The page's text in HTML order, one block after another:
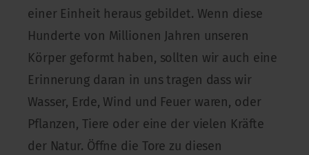
einer Einheit heraus gebildet. Wenn diese
Hunderte von Millionen Jahren unseren
Körper geformt haben, sollten wir auch eine
Erinnerung daran in uns tragen dass wir
Wasser, Erde, Wind und Feuer waren, oder
Pflanzen, Tiere oder eine der vielen Kräfte
der Natur. Öffne die Tore zu diesen